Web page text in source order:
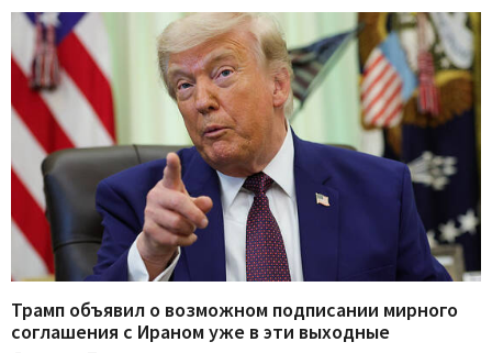
Трамп объявил о возможном подписании мирного
соглашения с Ираном уже в эти выходные